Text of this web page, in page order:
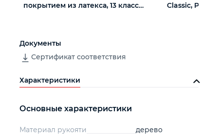
покрытием из латекса, 13 класс
Classic,
Документы
Сертификат соответствия
Характеристики
Основные характеристики
Материал рукояти
дерево